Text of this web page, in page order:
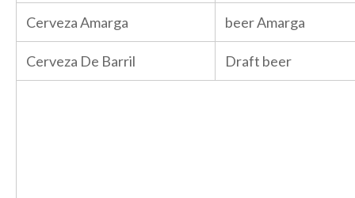
Cerveza Amarga beer Amarga
Cerveza De Barril Draft beer